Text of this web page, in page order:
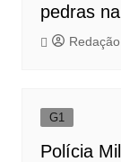
pedras
Redação
G1
Polícia